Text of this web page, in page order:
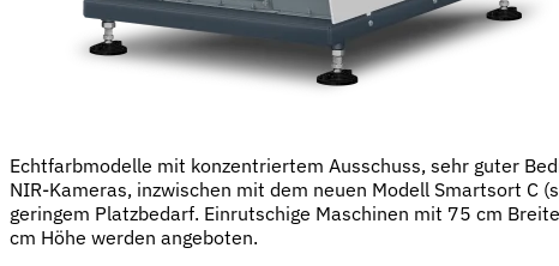
Echtfarbmodelle mit konzentriertem Ausschuss, sehr guter
NIR-Kameras, inzwischen mit dem neuen Modell Smartsort C
geringem Platzbedarf. Einrutschige Maschinen mit 75 cm
cm Höhe werden angeboten.